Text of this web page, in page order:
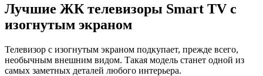
Лучшие ЖК телевизоры Smart TV с
изогнутым экраном
Телевизор с изогнутым экраном подкупает, прежде всего,
необычным внешним видом. Такая модель станет одной из
самых заметных деталей любого интерьера.